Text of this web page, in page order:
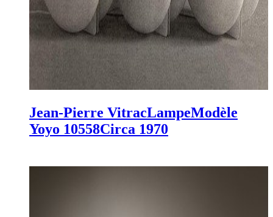
Jean-Pierre VitracLampeModèle
Yoyo 10558Circa 1970